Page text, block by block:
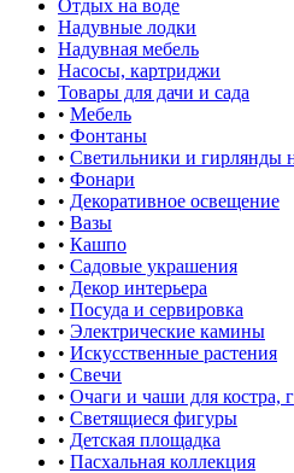
Отдых на воде
Надувные лодки
Надувная мебель
Насосы, картриджи
Товары для дачи и сада
• Мебель
• Фонтаны
• Светильники и гирлянды
• Фонари
• Декоративное освещение
• Вазы
• Кашпо
• Садовые украшения
• Декор интерьера
• Посуда и сервировка
• Электрические камины
• Искусственные растения
• Свечи
• Очаги и чаши для костра,
• Светящиеся фигуры
• Детская площадка
• Пасхальная коллекция